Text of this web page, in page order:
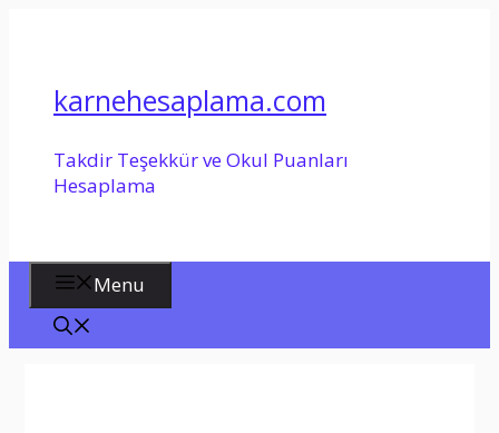
karnehesaplama.com
Takdir Teşekkür ve Okul Puanları
Hesaplama
Menu